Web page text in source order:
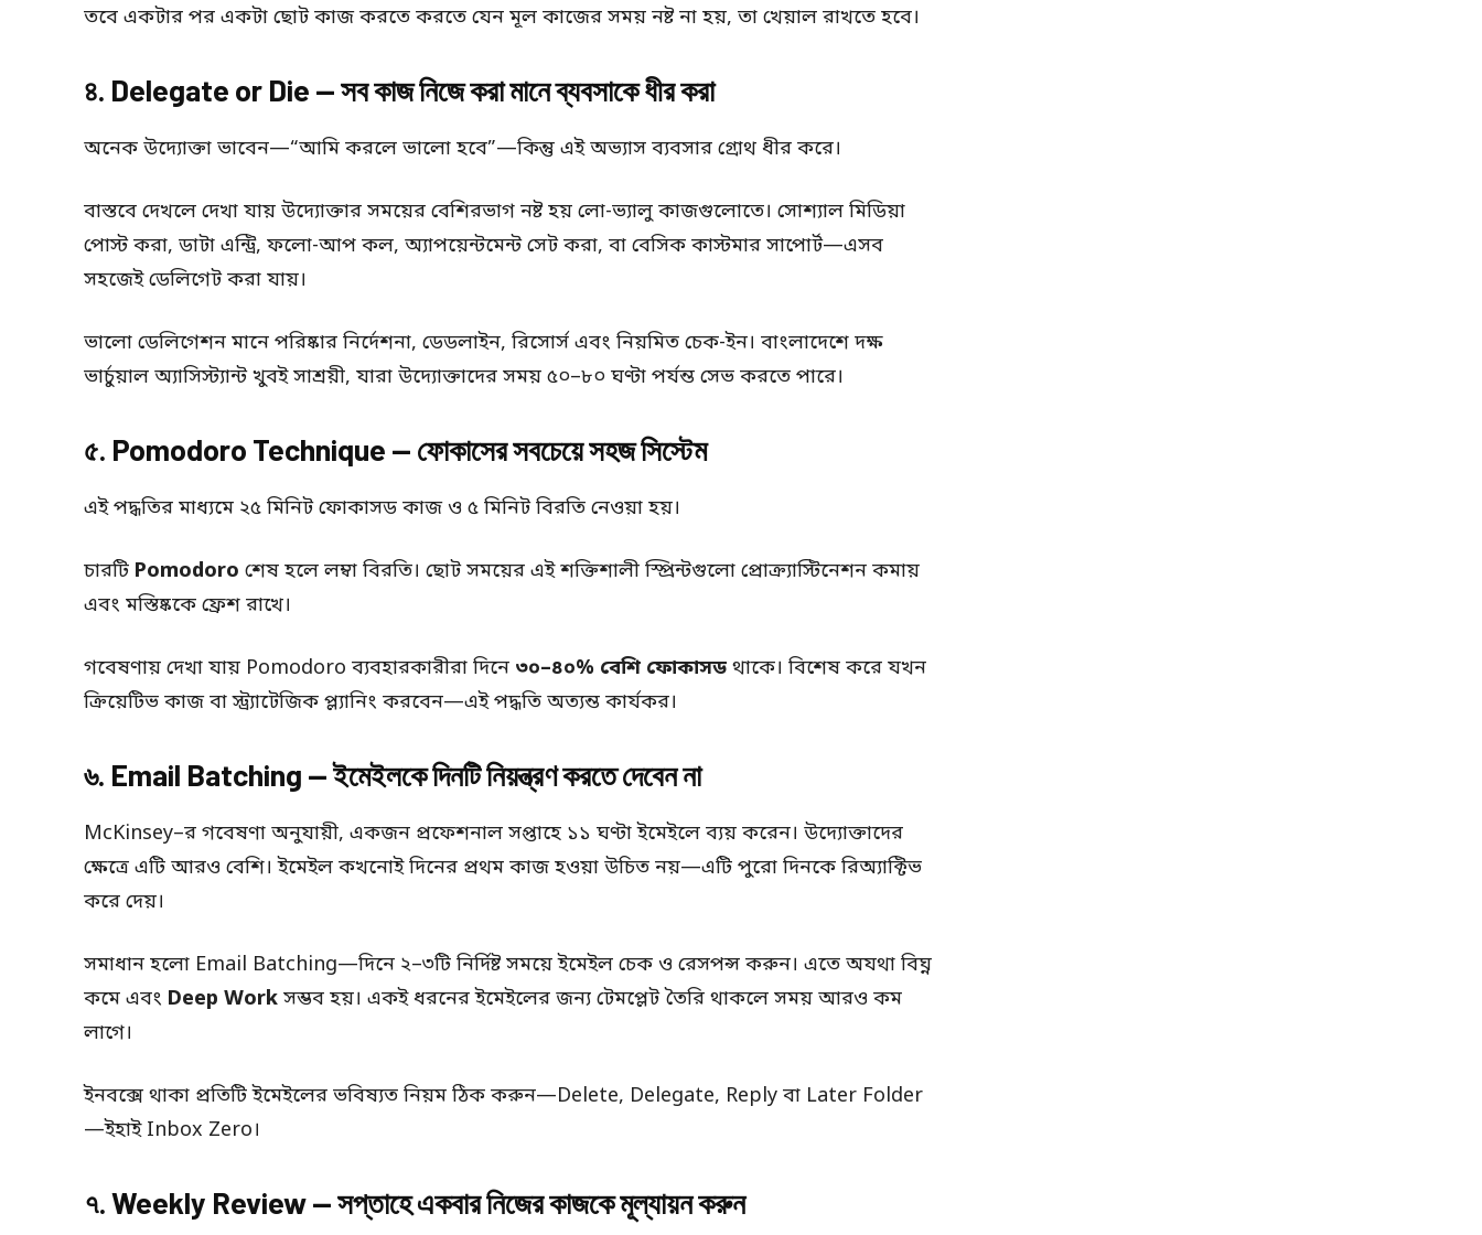
তবে একটার পর একটা ছোট কাজ করতে করতে যেন মূল কাজের সময় নষ্ট না হয়, তা খেয়াল রাখতে হবে।
৪. Delegate or Die — সব কাজ নিজে করা মানে ব্যবসাকে ধীর করা
অনেক উদ্যোক্তা ভাবেন—“আমি করলে ভালো হবে”—কিন্তু এই অভ্যাস ব্যবসার গ্রোথ ধীর করে।
বাস্তবে দেখলে দেখা যায় উদ্যোক্তার সময়ের বেশিরভাগ নষ্ট হয় লো-ভ্যালু কাজগুলোতে। সোশ্যাল মিডিয়া
পোস্ট করা, ডাটা এন্ট্রি, ফলো-আপ কল, অ্যাপয়েন্টমেন্ট সেট করা, বা বেসিক কাস্টমার সাপোর্ট—এসব
সহজেই ডেলিগেট করা যায়।
ভালো ডেলিগেশন মানে পরিষ্কার নির্দেশনা, ডেডলাইন, রিসোর্স এবং নিয়মিত চেক-ইন। বাংলাদেশে দক্ষ
ভার্চুয়াল অ্যাসিস্ট্যান্ট খুবই সাশ্রয়ী, যারা উদ্যোক্তাদের সময় ৫০–৮০ ঘণ্টা পর্যন্ত সেভ করতে পারে।
৫. Pomodoro Technique — ফোকাসের সবচেয়ে সহজ সিস্টেম
এই পদ্ধতির মাধ্যমে ২৫ মিনিট ফোকাসড কাজ ও ৫ মিনিট বিরতি নেওয়া হয়।
চারটি Pomodoro শেষ হলে লম্বা বিরতি। ছোট সময়ের এই শক্তিশালী স্প্রিন্টগুলো প্রোক্র্যাস্টিনেশন কমায়
এবং মস্তিষ্ককে ফ্রেশ রাখে।
গবেষণায় দেখা যায় Pomodoro ব্যবহারকারীরা দিনে ৩০–৪০% বেশি ফোকাসড থাকে। বিশেষ করে যখন
ক্রিয়েটিভ কাজ বা স্ট্র্যাটেজিক প্ল্যানিং করবেন—এই পদ্ধতি অত্যন্ত কার্যকর।
৬. Email Batching — ইমেইলকে দিনটি নিয়ন্ত্রণ করতে দেবেন না
McKinsey–র গবেষণা অনুযায়ী, একজন প্রফেশনাল সপ্তাহে ১১ ঘণ্টা ইমেইলে ব্যয় করেন। উদ্যোক্তাদের
ক্ষেত্রে এটি আরও বেশি। ইমেইল কখনোই দিনের প্রথম কাজ হওয়া উচিত নয়—এটি পুরো দিনকে রিঅ্যাক্টিভ
করে দেয়।
সমাধান হলো Email Batching—দিনে ২–৩টি নির্দিষ্ট সময়ে ইমেইল চেক ও রেসপন্স করুন। এতে অযথা বিঘ্ন
কমে এবং Deep Work সম্ভব হয়। একই ধরনের ইমেইলের জন্য টেমপ্লেট তৈরি থাকলে সময় আরও কম
লাগে।
ইনবক্সে থাকা প্রতিটি ইমেইলের ভবিষ্যত নিয়ম ঠিক করুন—Delete, Delegate, Reply বা Later Folder
—ইহাই Inbox Zero।
৭. Weekly Review — সপ্তাহে একবার নিজের কাজকে মূল্যায়ন করুন